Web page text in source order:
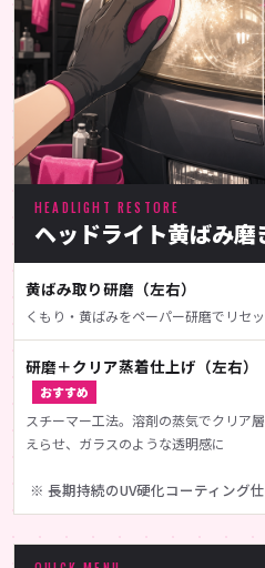
HEADLIGHT RESTORE
ヘッドライト黄ばみ磨
黄ばみ取り研磨（左右）
くもり・黄ばみをペーパー研磨でリセ
研磨＋クリア蒸着仕上げ（左右）
おすすめ
スチーマー工法。溶剤の蒸気でクリア
えらせ、ガラスのような透明感に
※ 長期持続のUV硬化コーティング